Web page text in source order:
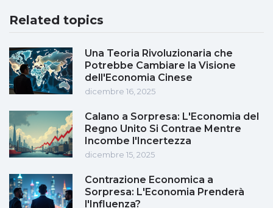
Related topics
Una Teoria Rivoluzionaria che
Potrebbe Cambiare la Visione
dell'Economia Cinese
dicembre 16, 2025
Calano a Sorpresa: L'Economia del
Regno Unito Si Contrae Mentre
Incombe l'Incertezza
dicembre 15, 2025
Contrazione Economica a
Sorpresa: L'Economia Prenderà
l'Influenza?